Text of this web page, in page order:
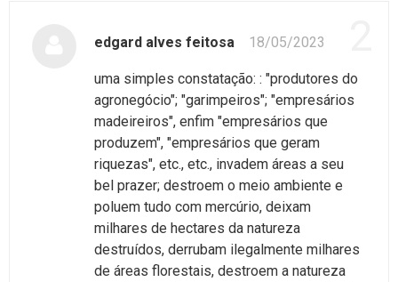
edgard alves feitosa 18/05/2023
uma simples constatação: : "produtores do
agronegócio"; "garimpeiros"; "empresários
madeireiros", enfim "empresários que
produzem", "empresários que geram
riquezas", etc., etc., invadem áreas a seu
bel prazer; destroem o meio ambiente e
poluem tudo com mercúrio, deixam
milhares de hectares da natureza
destruídos, derrubam ilegalmente milhares
de áreas florestais, destroem a natureza